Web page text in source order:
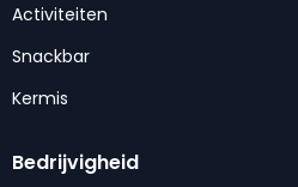
Activiteiten
Snackbar
Kermis
Bedrijvigheid